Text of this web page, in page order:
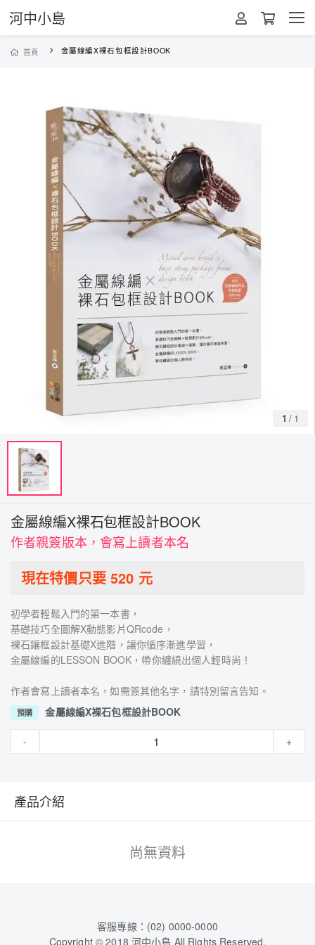
河中小島
首頁 金屬線編X裸石包框設計BOOK
1 / 1
金屬線編X裸石包框設計BOOK
作者親簽版本，會寫上讀者本名
現在特價只要 520 元
初學者輕鬆入門的第一本書，
基礎技巧全圖解X動態影片QRcode，
裸石鑲框設計基礎X進階，讓你循序漸進學習，
金屬線編的LESSON BOOK，帶你纏繞出個人輕時尚！
作者會寫上讀者本名，如需簽其他名字，請特別留言告知。
預購 金屬線編X裸石包框設計BOOK
- +
產品介紹
尚無資料
客服專線：(02) 0000-0000
Copyright © 2018 河中小島 All Rights Reserved.